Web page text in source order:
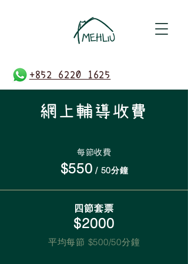
+852 6220 1625
網上輔導收費
每節收費
$550 / 50分鐘
四節套票
$2000
平均每節 $500/50分鐘